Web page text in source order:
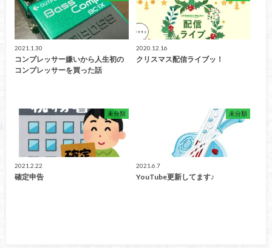
2021.1.30
コンプレッサー嫌いから人生初の
コンプレッサーを買った話
2020.12.16
クリスマス配信ライブッ！
未分類
2021.2.22
確定申告
未分類
2021.6.7
YouTube更新してます♪